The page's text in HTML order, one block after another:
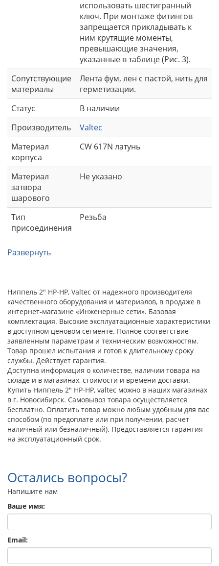
использовать шестигранный
ключ. При монтаже фитингов
запрещается прикладывать к
ним крутящие моменты,
превышающие значения,
указанные в таблице (Рис. 3).
Сопутствующие
материалы
Лента фум, лен с пастой, нить для
герметизации.
Статус
В наличии
Производитель
Valtec
Материал
корпуса
CW 617N латунь
Материал
затвора
шарового
Не указано
Тип
присоединения
Резьба
Развернуть
Ниппель 2" НР-НР, Valtec от надежного производителя
качественного оборудования и материалов, в продаже в
интернет-магазине «Инженерные сети». Базовая
комплектация. Высокие эксплуатационные характеристики
в доступном ценовом сегменте. Полное соответствие
заявленным параметрам и техническим возможностям.
Товар прошел испытания и готов к длительному сроку
службы. Действует гарантия.
Доступна информация о количестве, наличии товара на
складе и в магазинах, стоимости и времени доставки.
Купить Ниппель 2" НР-НР, valtec можно в наших магазинах
в г. Новосибирск. Самовывоз товара осуществляется
бесплатно. Оплатить товар можно любым удобным для вас
способом (по предоплате или при получении, расчет
наличный или безналичный). Предоставляется гарантия
на эксплуатационный срок.
Остались вопросы?
Напишите нам
Ваше имя:
Email: